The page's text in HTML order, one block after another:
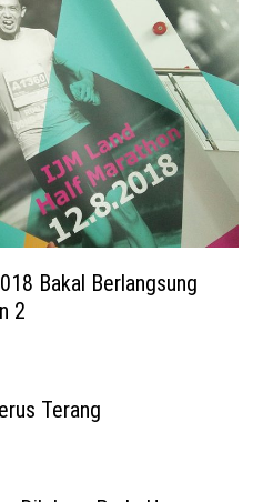
Bakal Berlangsung
2
Terang